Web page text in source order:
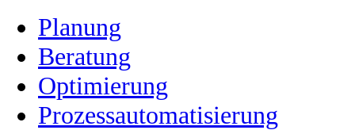
Planung
Beratung
Optimierung
Prozessautomatisierung